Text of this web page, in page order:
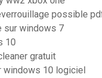
possible
sur windows 7
10
gratuit
windows 10 logiciel